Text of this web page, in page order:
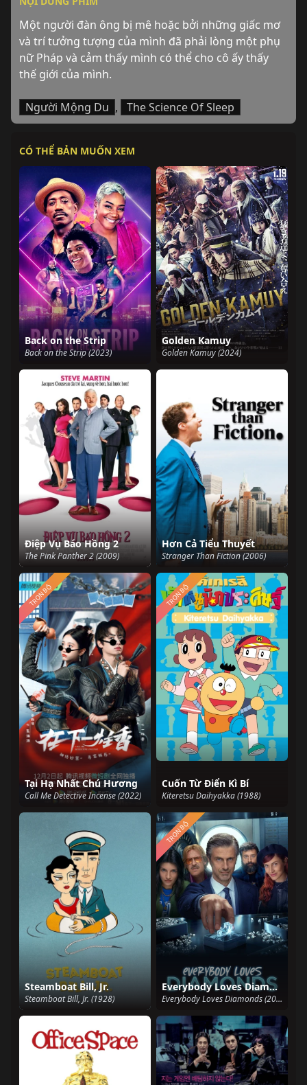
Một người đàn ông bị mê hoặc bởi những giấc mơ
và trí tưởng tượng của mình đã phải lòng một phụ
nữ Pháp và cảm thấy mình có thể cho cô ấy thấy
thế giới của mình.
Người Mộng Du , The Science Of Sleep
CÓ THỂ BẢN MUỐN XEM
Back on the Strip
Back on the Strip (2023)
Golden Kamuy
Golden Kamuy (2024)
Điệp Vụ Báo Hồng 2
The Pink Panther 2 (2009)
Hơn Cả Tiểu Thuyết
Stranger Than Fiction (2006)
Tại Hạ Nhất Chú Hương
Call Me Detective Incense (2022)
TRỌN BỘ
Cuốn Từ Điển Kì Bí
Kiteretsu Daihyakka (1988)
TRỌN BỘ
Steamboat Bill, Jr.
Steamboat Bill, Jr. (1928)
Everybody Loves Diamonds
Everybody Loves Diamonds (2023)
TRỌN BỘ